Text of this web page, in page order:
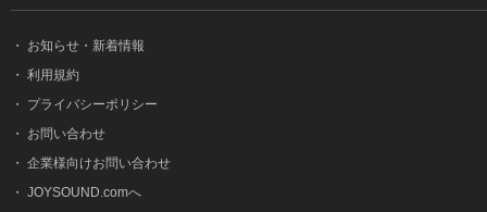
・
お知らせ・新着情報
・ 利用規約
・
プライバシーポリシー
・
お問い合わせ
・ 企業様向けお問い合わせ
・ JOYSOUND.comへ